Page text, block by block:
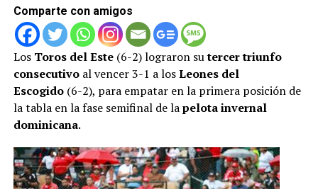
Comparte con amigos
Los Toros del Este(6-2) lograron sutercer triunfo
consecutivoal vencer 3-1 a losLeones del
Escogido(6-2), para empatar en la primera posición de
la tabla en la fase semifinal de lapelota invernal
dominicana.